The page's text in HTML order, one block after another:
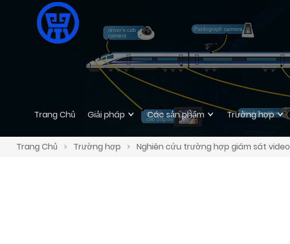
Trang Chủ Giải pháp Các sản phẩm Trường hợp
Trang Chủ > Trường hợp > Nghiên cứu trường hợp giám sát video